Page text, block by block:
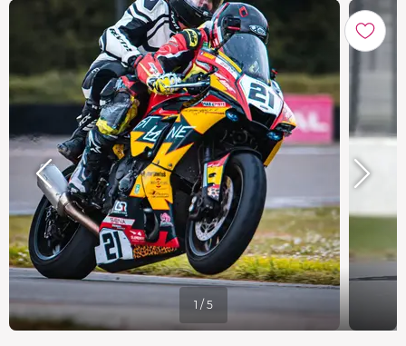
1 / 5